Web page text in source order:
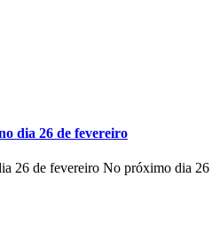
dia 26 de fevereiro
26 de fevereiro No próximo dia 26